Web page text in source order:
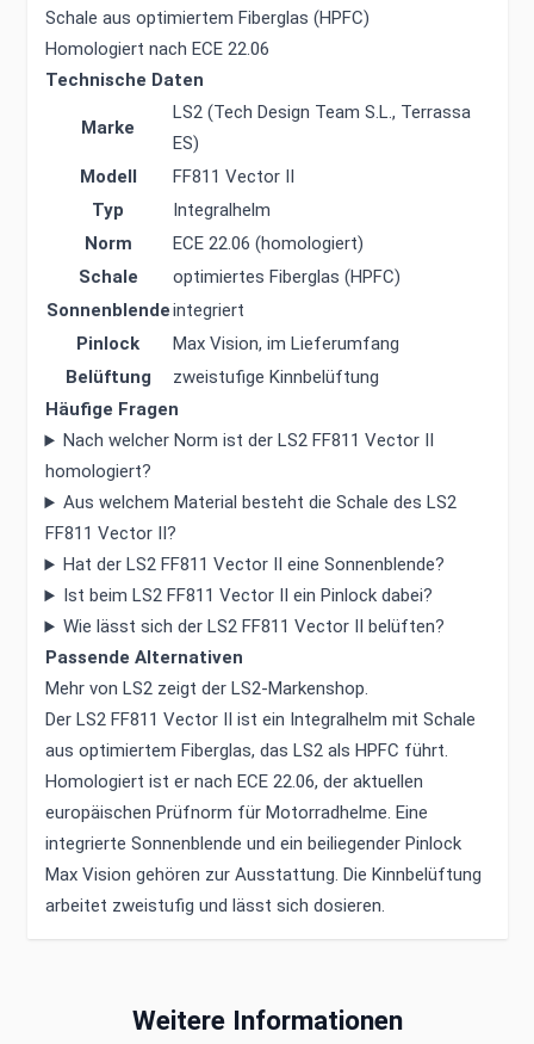
Schale aus optimiertem Fiberglas (HPFC)
Homologiert nach ECE 22.06
Technische Daten
Marke
LS2 (Tech Design Team S.L., Terrassa
ES)
Modell
FF811 Vector II
Typ
Integralhelm
Norm
ECE 22.06 (homologiert)
Schale
optimiertes Fiberglas (HPFC)
Sonnenblendeintegriert
Pinlock
Max Vision, im Lieferumfang
Belüftung
zweistufige Kinnbelüftung
Häufige Fragen
Nach welcher Norm ist der LS2 FF811 Vector II
homologiert?
Aus welchem Material besteht die Schale des LS2
FF811 Vector II?
Hat der LS2 FF811 Vector II eine Sonnenblende?
Ist beim LS2 FF811 Vector II ein Pinlock dabei?
Wie lässt sich der LS2 FF811 Vector II belüften?
Passende Alternativen
Mehr von LS2 zeigt der LS2-Markenshop.
Der LS2 FF811 Vector II ist ein Integralhelm mit Schale
aus optimiertem Fiberglas, das LS2 als HPFC führt.
Homologiert ist er nach ECE 22.06, der aktuellen
europäischen Prüfnorm für Motorradhelme. Eine
integrierte Sonnenblende und ein beiliegender Pinlock
Max Vision gehören zur Ausstattung. Die Kinnbelüftung
arbeitet zweistufig und lässt sich dosieren.
Weitere Informationen